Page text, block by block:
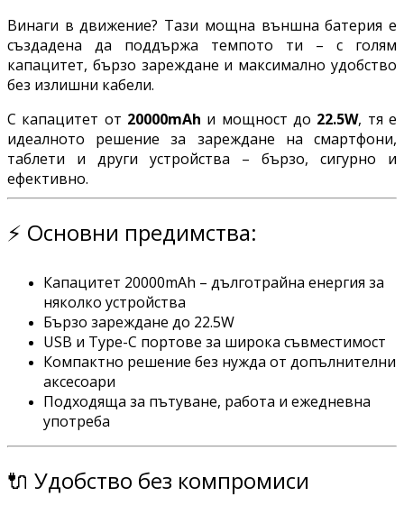
Винаги в движение? Тази мощна външна батерия е
създадена да поддържа темпото ти – с голям
капацитет, бързо зареждане и максимално удобство
без излишни кабели.
С капацитет от 20000mAh и мощност до 22.5W, тя е
идеалното решение за зареждане на смартфони,
таблети и други устройства – бързо, сигурно и
ефективно.
⚡ Основни предимства:
Капацитет 20000mAh – дълготрайна енергия за
няколко устройства
Бързо зареждане до 22.5W
USB и Type-C портове за широка съвместимост
Компактно решение без нужда от допълнителни
аксесоари
Подходяща за пътуване, работа и ежедневна
употреба
🔌 Удобство без компромиси